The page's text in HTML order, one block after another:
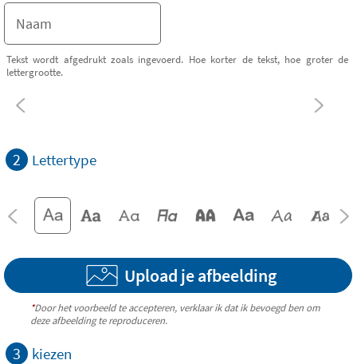
Tekst wordt afgedrukt zoals ingevoerd. Hoe korter de tekst, hoe groter de
lettergrootte.
2 Lettertype
Upload je afbeelding
*Door het voorbeeld te accepteren, verklaar ik dat ik bevoegd ben om
deze afbeelding te reproduceren.
3 kiezen